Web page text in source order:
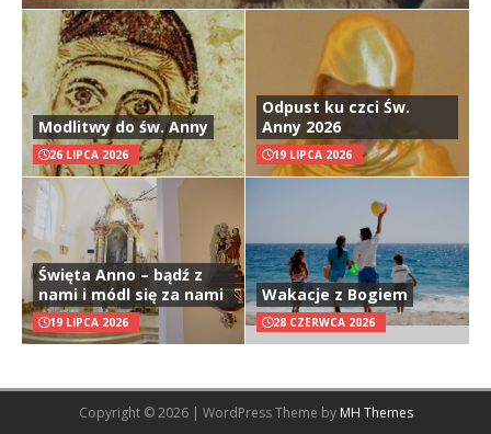
Modlitwy do św. Anny
26 LIPCA 2026
Odpust ku czci Św.
Anny 2026
19 LIPCA 2026
Święta Anno – bądź z
nami i módl się za nami
19 LIPCA 2026
Wakacje z Bogiem
28 CZERWCA 2026
Copyright © 2026 | WordPress Theme by MH Themes